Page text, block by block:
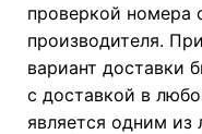
проверкой номера
производителя.
вариант доставки
с доставкой в
является одним из